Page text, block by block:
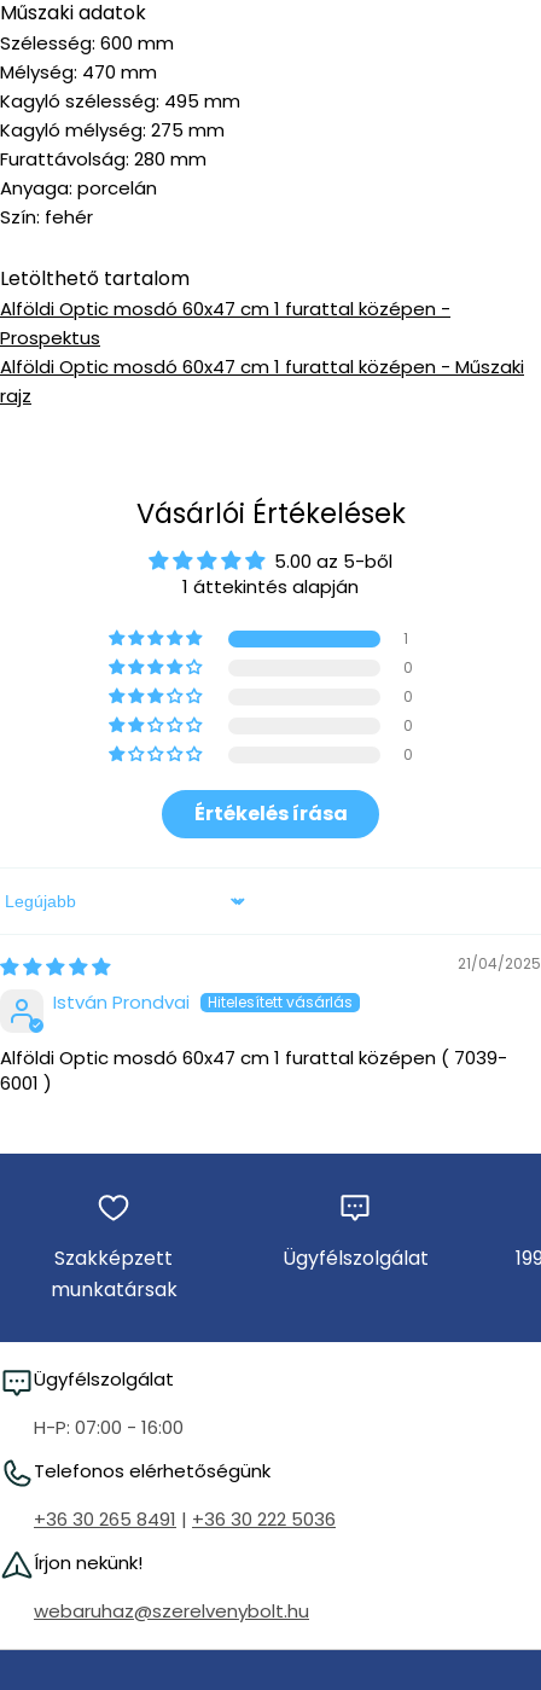
Műszaki adatok
Szélesség: 600 mm
Mélység: 470 mm
Kagyló szélesség: 495 mm
Kagyló mélység: 275 mm
Furattávolság: 280 mm
Anyaga: porcelán
Szín: fehér
Letölthető tartalom
Alföldi Optic mosdó 60x47 cm 1 furattal középen -
Prospektus
Alföldi Optic mosdó 60x47 cm 1 furattal középen - Műszaki
rajz
Vásárlói Értékelések
5.00 az 5-ből
1 áttekintés alapján
1
0
0
0
0
Értékelés írása
Sort by
21/04/2025
István Prondvai
Alföldi Optic mosdó 60x47 cm 1 furattal középen ( 7039-
6001 )
Szakképzett
munkatársak
Ügyfélszolgálat
Ügyfélszolgálat
H-P: 07:00 - 16:00
Telefonos elérhetőségünk
+36 30 265 8491 | +36 30 222 5036
Írjon nekünk!
webaruhaz@szerelvenybolt.hu